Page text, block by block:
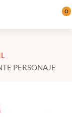
0
PERSONAJE